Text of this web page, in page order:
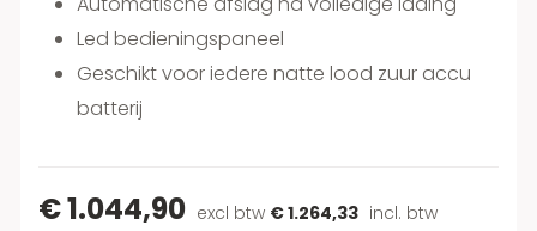
Led bedieningspaneel
Geschikt voor iedere natte lood zuur accu
batterij
€ 1.044,90 excl btw € 1.264,33 incl. btw